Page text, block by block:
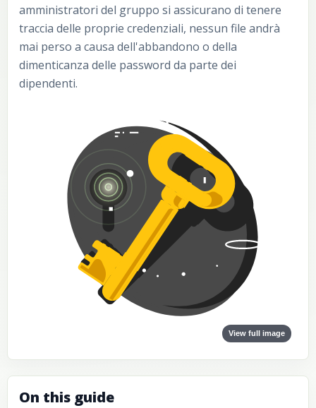
amministratori del gruppo si assicurano di tenere
traccia delle proprie credenziali, nessun file andrà
mai perso a causa dell'abbandono o della
dimenticanza delle password da parte dei
dipendenti.
View full image
On this guide